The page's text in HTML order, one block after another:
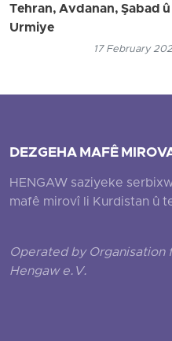
Tehran, Avdanan, Şabad û
Urmiye
17 February
DEZGEHA MAFÊ
HENGAW saziyeke
mafê mirovî li Kurdistan û
Operated by Organisation
Hengaw e.V.